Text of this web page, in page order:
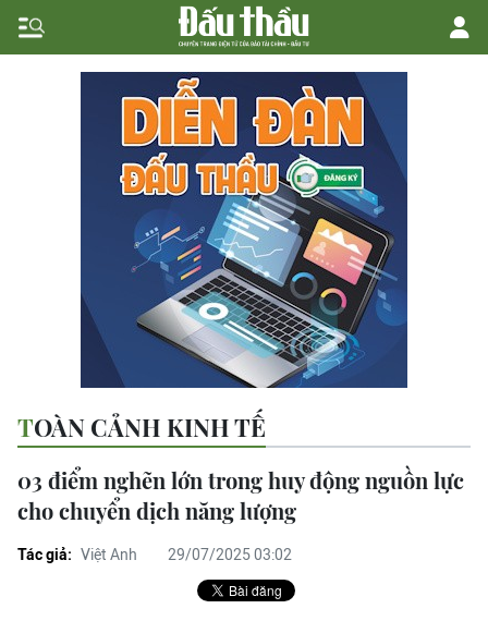
TOÀN CẢNH KINH TẾ
03 điểm nghẽn lớn trong huy động nguồn lực
cho chuyển dịch năng lượng
Tác giả: Việt Anh 29/07/2025 03:02